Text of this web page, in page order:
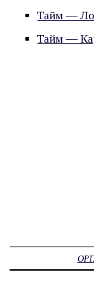
Тайм —
Тайм —